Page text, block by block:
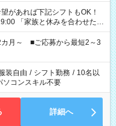
わせた
したい」 「できれば残業はし
ね。 ※Wワーク希望
勤務時間と、もう1つのお仕事
える場合は応募できません。
カ月～ ■ご応募から最短2～3
装自由 / シフト勤務 / 10名以
ソコンスキル不要
詳細へ